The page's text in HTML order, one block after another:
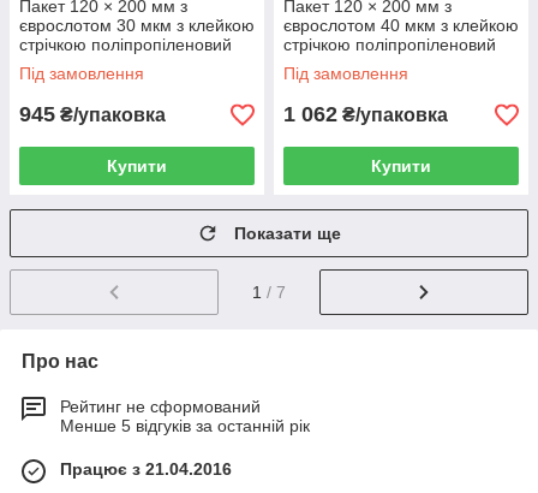
Пакет 120 × 200 мм з
єврослотом 30 мкм з клейкою
стрічкою поліпропіленовий
БОПП 1000 шт
Під замовлення
945 ₴/упаковка
Купити
Пакет 120 × 200 мм з
єврослотом 40 мкм з клейкою
стрічкою поліпропіленовий
БОПП 1000 шт
Під замовлення
1 062 ₴/упаковка
Купити
Показати ще
1 / 7
Про нас
Рейтинг не сформований
Менше 5 відгуків за останній рік
Працює з 21.04.2016